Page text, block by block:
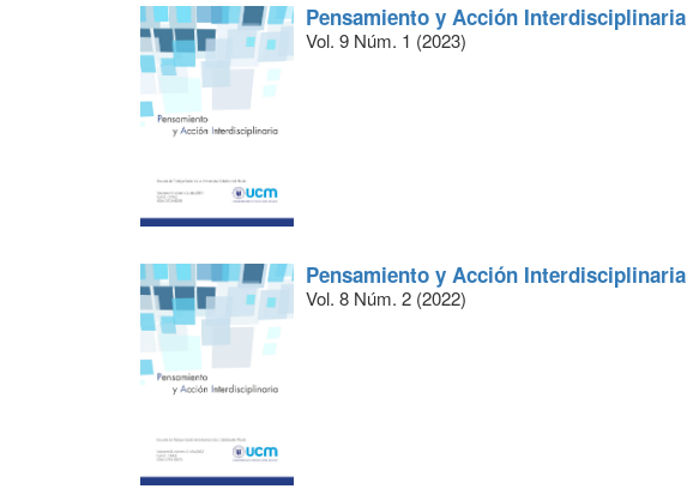
Pensamiento y Acción Interdisciplinaria
Vol. 9 Núm. 1 (2023)
Pensamiento y Acción Interdisciplinaria
Vol. 8 Núm. 2 (2022)